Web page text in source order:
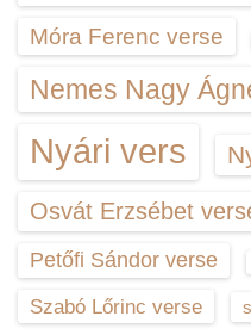
Móra Ferenc verse
Nemes Nagy
Nyári vers
Osvát Erzsébet
Petőfi Sándor verse
Szabó Lőrinc verse